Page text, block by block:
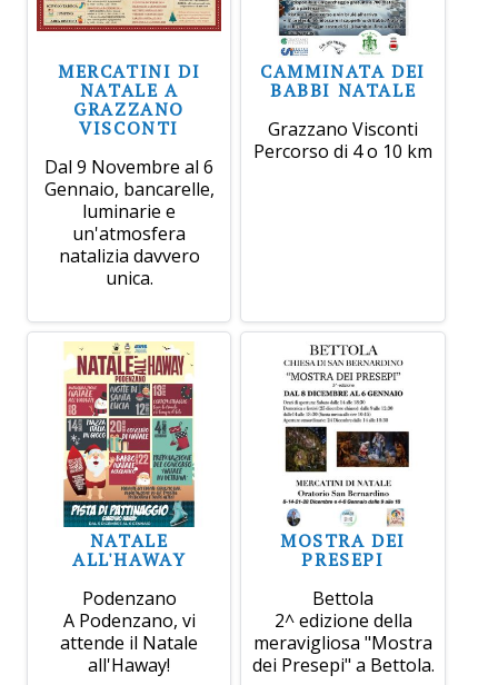
MERCATINI DI
NATALE A
GRAZZANO
VISCONTI
Dal 9 Novembre al 6
Gennaio, bancarelle,
luminarie e
un'atmosfera
natalizia davvero
unica.
CAMMINATA DEI
BABBI NATALE
Grazzano Visconti
Percorso di 4 o 10 km
NATALE
ALL'HAWAY
Podenzano
A Podenzano, vi
attende il Natale
all'Haway!
MOSTRA DEI
PRESEPI
Bettola
2^ edizione della
meravigliosa "Mostra
dei Presepi" a Bettola.